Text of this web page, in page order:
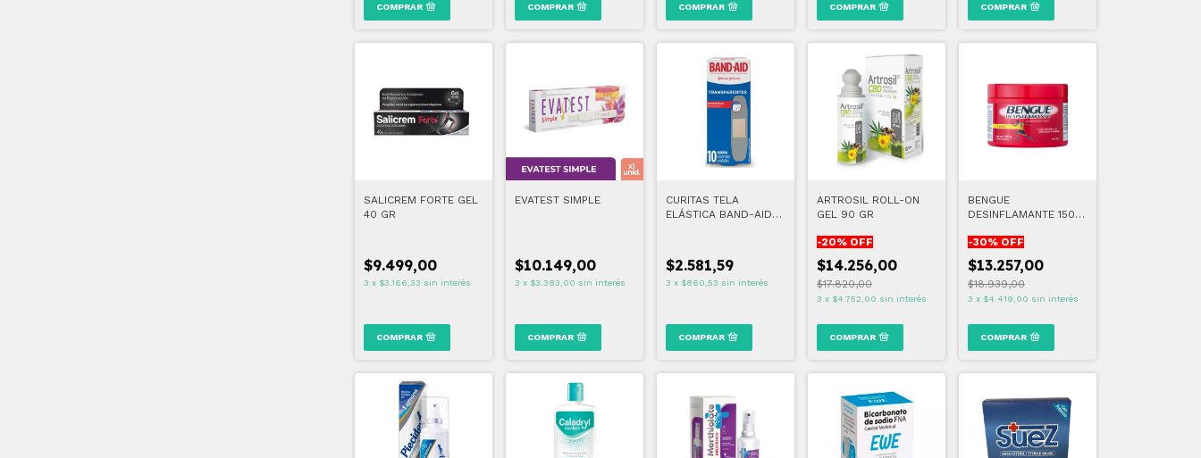
SALICREM FORTE GEL
40 GR
$9.499,00
3 x $3.166,33 sin interés
EVATEST SIMPLE
$10.149,00
3 x $3.383,00 sin interés
CURITAS TELA
ELÁSTICA BAND-AID
$2.581,59
3 x $860,53 sin interés
ARTROSIL ROLL-ON
GEL 90 GR
-20% OFF
$14.256,00
$17.820,00
3 x $4.752,00 sin interés
BENGUE
DESINFLAMANTE 150
-30% OFF
$13.257,00
$18.939,00
3 x $4.419,00 sin interés